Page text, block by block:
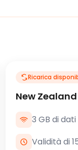
Ricarica
New Zealand
3 GB di dati
Validità di